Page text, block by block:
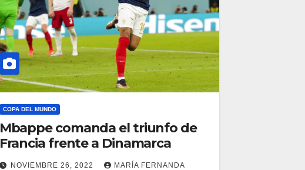
COPA DEL MUNDO
Mbappe comanda el triunfo de
Francia frente a Dinamarca
NOVIEMBRE 26, 2022
MARÍA FERNANDA